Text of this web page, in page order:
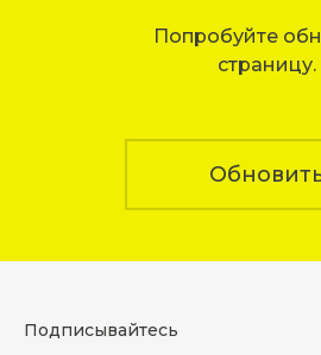
Попробуйте
страницу.
Подписывайтесь